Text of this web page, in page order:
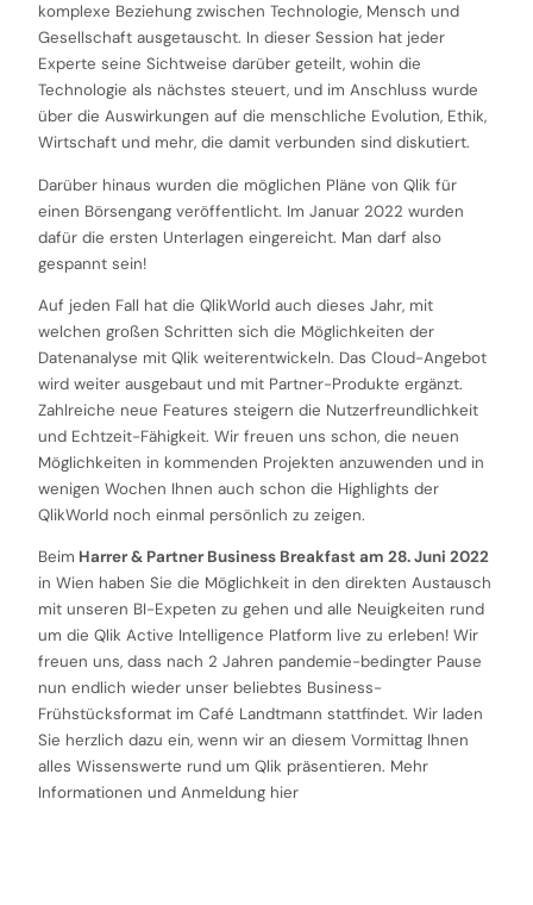
komplexe Beziehung zwischen Technologie, Mensch und
Gesellschaft ausgetauscht. In dieser Session hat jeder
Experte seine Sichtweise darüber geteilt, wohin die
Technologie als nächstes steuert, und im Anschluss wurde
über die Auswirkungen auf die menschliche Evolution, Ethik,
Wirtschaft und mehr, die damit verbunden sind diskutiert.
Darüber hinaus wurden die möglichen Pläne von Qlik für
einen Börsengang veröffentlicht. Im Januar 2022 wurden
dafür die ersten Unterlagen eingereicht. Man darf also
gespannt sein!
Auf jeden Fall hat die QlikWorld auch dieses Jahr, mit
welchen großen Schritten sich die Möglichkeiten der
Datenanalyse mit Qlik weiterentwickeln. Das Cloud-Angebot
wird weiter ausgebaut und mit Partner-Produkte ergänzt.
Zahlreiche neue Features steigern die Nutzerfreundlichkeit
und Echtzeit-Fähigkeit. Wir freuen uns schon, die neuen
Möglichkeiten in kommenden Projekten anzuwenden und in
wenigen Wochen Ihnen auch schon die Highlights der
QlikWorld noch einmal persönlich zu zeigen.
Beim Harrer & Partner Business Breakfast am 28. Juni 2022
in Wien haben Sie die Möglichkeit in den direkten Austausch
mit unseren BI-Expeten zu gehen und alle Neuigkeiten rund
um die Qlik Active Intelligence Platform live zu erleben! Wir
freuen uns, dass nach 2 Jahren pandemie-bedingter Pause
nun endlich wieder unser beliebtes Business-
Frühstücksformat im Café Landtmann stattfindet. Wir laden
Sie herzlich dazu ein, wenn wir an diesem Vormittag Ihnen
alles Wissenswerte rund um Qlik präsentieren. Mehr
Informationen und Anmeldung hier